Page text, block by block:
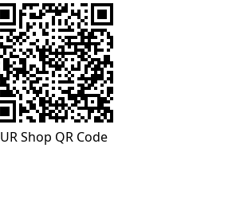
UR Shop QR Code